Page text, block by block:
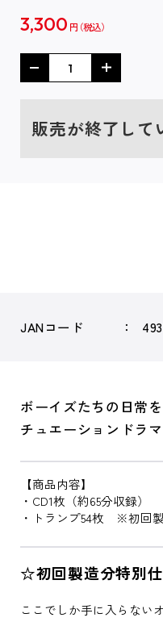
3,300 円
販売が終了して
JANコード
ボーイズたちの日常
チュエーションドラマ
【商品内容】
・CD1枚（約65分収録）
・トランプ54枚 ※初回
☆初回製造分特別
ここでしか手に入らない